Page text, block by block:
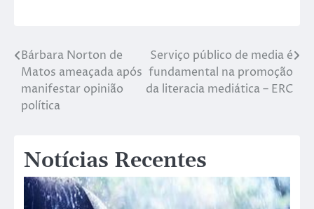
Bárbara Norton de
Matos ameaçada após
manifestar opinião
política
Serviço público de media é
fundamental na promoção
da literacia mediática – ERC
Notícias Recentes